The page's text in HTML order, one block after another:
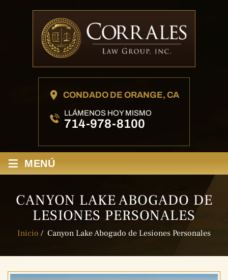
CONDADO DE ORANGE, CA
LLÁMENOS HOY MISMO
714-978-8100
≡ MENÚ
CANYON LAKE ABOGADO DE
LESIONES PERSONALES
Inicio / Canyon Lake Abogado de Lesiones Personales